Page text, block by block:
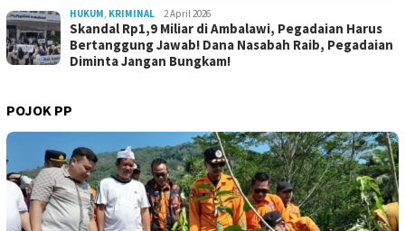
HUKUM, KRIMINAL 2 April 2026
Skandal Rp1,9 Miliar di Ambalawi, Pegadaian Harus
Bertanggung Jawab! Dana Nasabah Raib, Pegadaian
Diminta Jangan Bungkam!
POJOK PP